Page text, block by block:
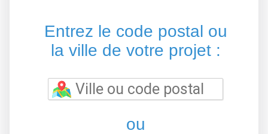
Entrez le code postal ou
la ville de votre projet :
ou